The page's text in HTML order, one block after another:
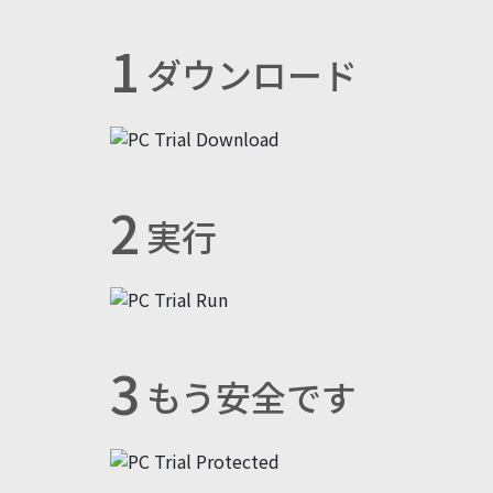
1 ダウンロード
2 実行
3 もう安全です